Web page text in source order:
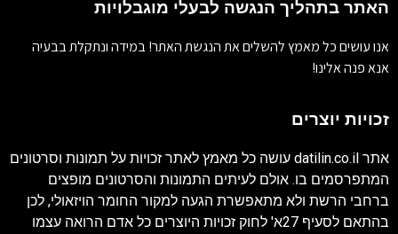
האתר בתהליך הנגשה לבעלי מוגבלויות
אנו עושים כל מאמץ להשלים את הנגשת האתר! במידה ונתקלת בבעיה
אנא פנה אלינו!
זכויות יוצרים
אתר datilin.co.il עושה כל מאמץ לאתר זכויות על תמונות וסרטונים
המתפרסמים בו. אולם לעיתים התמונות והסרטונים מופצים
ברחבי הרשת ולא מתאפשרת הגעה למקור החומר הויזאולי, לכן
בהתאם לסעיף 27א' לחוק זכויות היוצרים כל אדם הרואה עצמו